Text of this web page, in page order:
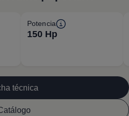
Potencia
150 Hp
técnica